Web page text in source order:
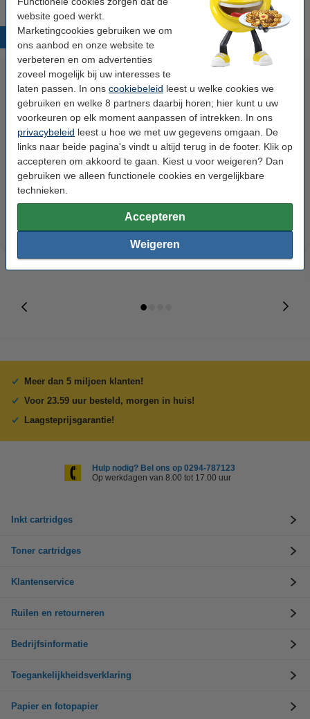
website goed werkt.
Marketingcookies gebruiken we om
ons aanbod en onze website te
verbeteren en om advertenties
zoveel mogelijk bij uw interesses te
laten passen. In ons cookiebeleid leest u welke cookies we
gebruiken en welke 8 partners daarbij horen; hier kunt u uw
voorkeuren op elk moment aanpassen of intrekken. In ons
privacybeleid leest u hoe we met uw gegevens omgaan. De
links naar beide pagina's vindt u altijd terug in de footer. Klik op
accepteren om akkoord te gaan. Kiest u voor weigeren? Dan
gebruiken we alleen functionele cookies en vergelijkbare
technieken.
Accepteren
Weigeren
Populaire producten
Xerox 006R01375 toner zwart
Xerox 006R01377 toner
magenta (origineel)
Meer dan 5 miljoen klanten!
Voor 23.59 uur besteld, morgen in huis!
Laagsteprijsgarantie!
Hulp nodig? Bel ons op 0294-787123
Op werkdagen van 8.00 tot 17.00 uur
Inkt cartridges
Toner cartridges
Klantenservice
Ruilen en retourneren
Bedrijfsinformatie
Toegankelijkheidsverklaring
Papier en fotopapier